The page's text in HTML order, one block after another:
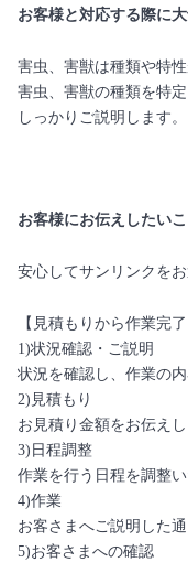
お客様と対応する際に
害虫、害獣は種類や特性
害虫、害獣の種類を特
しっかりご説明します。
お客様にお伝えしたいこ
安心してサンリンクをお
【見積もりから作業完
1)状況確認・ご説明
状況を確認し、作業の
2)見積もり
お見積り金額をお伝えし
3)日程調整
作業を行う日程を調整い
4)作業
お客さまへご説明した
5)お客さまへの確認